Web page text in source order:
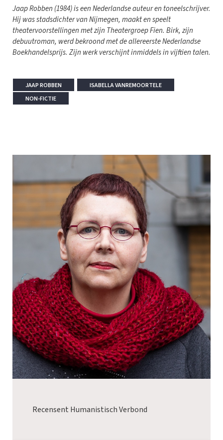
Jaap Robben (1984) is een Nederlandse auteur en toneelschrijver.
Hij was stadsdichter van Nijmegen, maakt en speelt
theatervoorstellingen met zijn Theatergroep Fien. Birk, zijn
debuutroman, werd bekroond met de allereerste Nederlandse
Boekhandelsprijs. Zijn werk verschijnt inmiddels in vijftien talen.
JAAP ROBBEN
ISABELLA VANREMOORTELE
NON-FICTIE
Recensent Humanistisch Verbond